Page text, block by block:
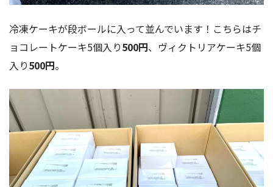
冷凍ケーキが段ボールに入って並んでいます！こちらはチ
ョコレートケーキ5個入り500円、ヴィクトリアケーキ5個
入り500円。